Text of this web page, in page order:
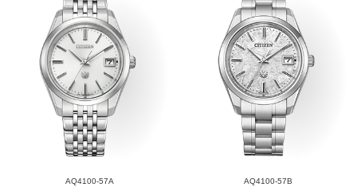
AQ4100-57A
AQ4100-57B